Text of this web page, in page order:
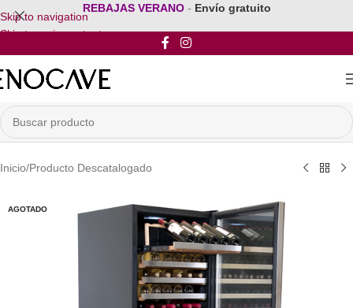
Skip to navigation
Skip to main content
REBAJAS VERANO - Envío gratuito
Inicio/Producto Descatalogado
AGOTADO